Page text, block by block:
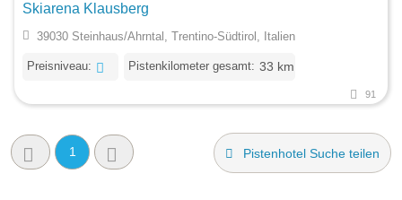
Skiarena Klausberg
39030 Steinhaus/Ahrntal, Trentino-Südtirol, Italien
Preisniveau: Pistenkilometer gesamt: 33 km
91
1 Pistenhotel Suche teilen